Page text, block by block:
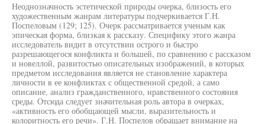
Неоднозначность эстетической природы очерка, близость его
художественным жанрам литературы подчеркивается Г.Н.
Поспеловым (129; 125). Очерк рассматривается ученым как
эпическая форма, близкая к рассказу. Специфику этого жанра
исследователь видит в отсутствии острого и быстро
разрешающегося конфликта и большей, по сравнению с рассказом
и новеллой, развитостью описательных изображений, в которых
предметом исследования является не становление характера
личности в ее конфликтах с общественной средой, а само
описание, анализ гражданственного, нравственного состояния
среды. Отсюда следует значительная роль автора в очерках,
«активность его обобщающей мысли, выразительность и
колоритность его речи». Г.Н. Поспелов обращает внимание на